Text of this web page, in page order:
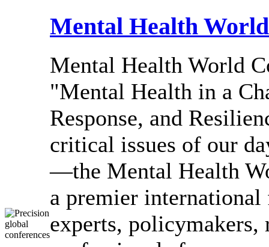
Mental Health
Mental Health World
"Mental Health in a
Response, and
critical issues of our
—the Mental Health
a premier
experts, policymakers,